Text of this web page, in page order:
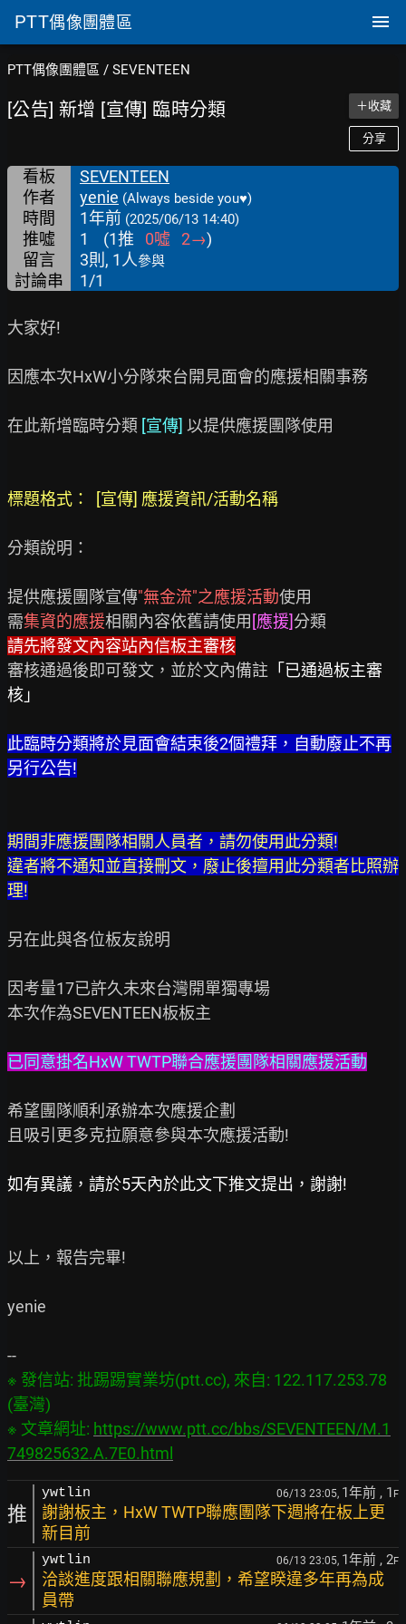
PTT偶像團體區
PTT偶像團體區 / SEVENTEEN
[公告] 新增 [宣傳] 臨時分類 ＋收藏
分享
看板
SEVENTEEN
作者
yenie (Always beside you♥)
時間 1年前 (2025/06/13 14:40)
推噓 1 (1推 0噓 2→)
留言
3則, 1人參與
討論串 1/1
大家好!
因應本次HxW小分隊來台開見面會的應援相關事務
在此新增臨時分類 [宣傳] 以提供應援團隊使用
分類說明：
提供應援團隊宣傳"無金流"之應援活動使用
需集資的應援相關內容依舊請使用 [應援]
請先將發文內容站內信板主審核
審核通過後即可發文，並於文內備註 「已通過板主審
核」
此臨時分類將於見面會結束後2個禮拜，自動廢止不再
另行公告!
期間非應援團隊相關人員者，請勿使用此分類!
違者將不通知並直接刪文，廢止後擅用此分類者比照辦
理!
另在此與各位板友說明
因考量17已許久未來台灣開單獨專場
本次作為SEVENTEEN板板主
希望團隊順利承辦本次應援企劃
且吸引更多克拉願意參與本次應援活動!
如有異議，請於5天內於此文下推文提出，謝謝!
以上，報告完畢!
yenie
※ 發信站: 批踢踢實業坊(ptt.cc), 來自: 122.117.253.78
(臺灣)
※ 文章網址: https://www.ptt.cc/bbs/SEVENTEEN/M.1
749825632.A.7E0.html
推
ywtlin 06/13 23:05, 1年前 , 1 F
謝謝板主，HxW TWTP聯應團隊下週將在板上更
新目前
→
ywtlin 06/13 23:05, 1年前 , 2F
洽談進度跟相關聯應規劃，希望睽違多年再為成
員帶